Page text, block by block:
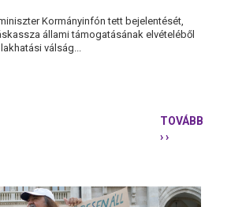
Kormányinfón tett bejelentését,
állami támogatásának elvételéből
válság...
TOVÁBB
› ›
TÉVÚT,
NEM